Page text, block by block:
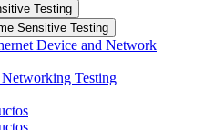
Testing
Sensitive Testing
Device and Network
Testing